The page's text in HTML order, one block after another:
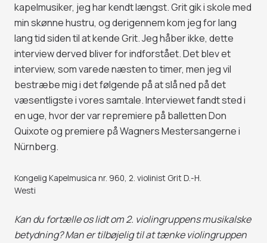
kapelmusiker, jeg har kendt længst. Grit gik i skole med
min skønne hustru, og derigennem kom jeg for lang
lang tid siden til at kende Grit. Jeg håber ikke, dette
interview derved bliver for indforstået. Det blev et
interview, som varede næsten to timer, men jeg vil
bestræbe mig i det følgende på at slå ned på det
væsentligste i vores samtale. Interviewet fandt sted i
en uge, hvor der var repremiere på balletten Don
Quixote og premiere på Wagners Mestersangerne i
Nürnberg.
Kongelig Kapelmusica nr. 960, 2. violinist Grit D.-H.
Westi
Kan du fortælle os lidt om 2. violingruppens musikalske
betydning? Man er tilbøjelig til at tænke violingruppen